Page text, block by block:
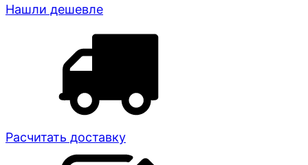
Нашли дешевле
Расчитать доставку